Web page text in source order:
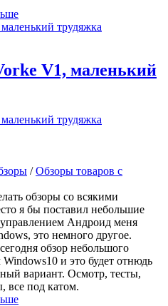
V1, маленький
/Обзоры товаров с
обзоры со всякими
я бы поставил небольшие
Андроид меня
это немного другое.
обзор небольшого
и это будет отнюдь
вариант. Осмотр, тесты,
все под катом.